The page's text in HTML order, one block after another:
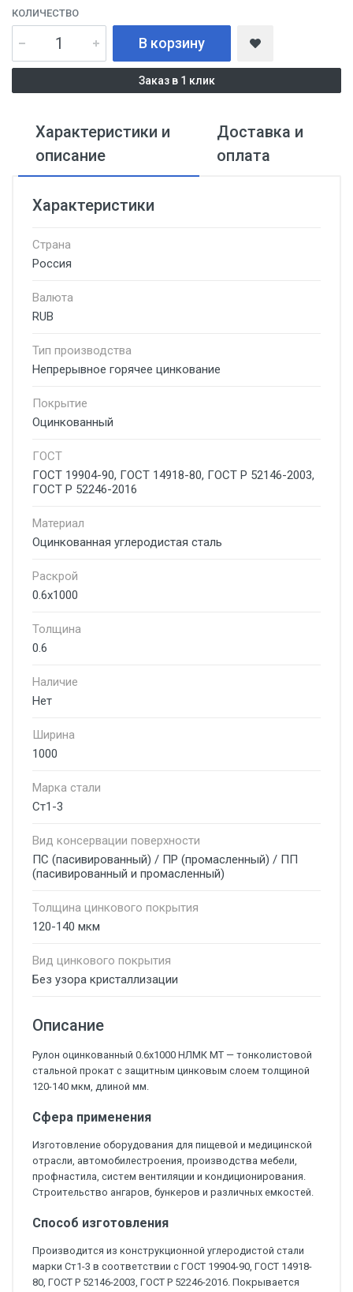
КОЛИЧЕСТВО
В корзину
Заказ в 1 клик
Характеристики и
описание
Доставка и
оплата
Характеристики
Страна
Россия
Валюта
RUB
Тип производства
Непрерывное горячее цинкование
Покрытие
Оцинкованный
ГОСТ
ГОСТ 19904-90, ГОСТ 14918-80, ГОСТ Р 52146-2003,
ГОСТ Р 52246-2016
Материал
Оцинкованная углеродистая сталь
Раскрой
0.6х1000
Толщина
0.6
Наличие
Нет
Ширина
1000
Марка стали
Ст1-3
Вид консервации поверхности
ПС (пасивированный) / ПР (промасленный) / ПП
(пасивированный и промасленный)
Толщина цинкового покрытия
120-140 мкм
Вид цинкового покрытия
Без узора кристаллизации
Описание
Рулон оцинкованный 0.6х1000 НЛМК МТ — тонколистовой
стальной прокат с защитным цинковым слоем толщиной
120-140 мкм, длиной мм.
Сфера применения
Изготовление оборудования для пищевой и медицинской
отрасли, автомобилестроения, производства мебели,
профнастила, систем вентиляции и кондиционирования.
Строительство ангаров, бункеров и различных емкостей.
Способ изготовления
Производится из конструкционной углеродистой стали
марки Ст1-3 в соответствии с ГОСТ 19904-90, ГОСТ 14918-
80, ГОСТ Р 52146-2003, ГОСТ Р 52246-2016. Покрывается